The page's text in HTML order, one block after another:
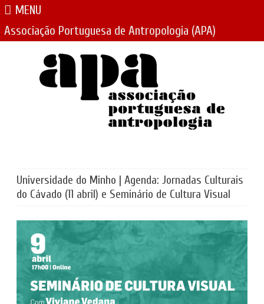
MENU
Associação Portuguesa de Antropologia (APA)
Universidade do Minho | Agenda: Jornadas Culturais
do Cávado (11 abril) e Seminário de Cultura Visual